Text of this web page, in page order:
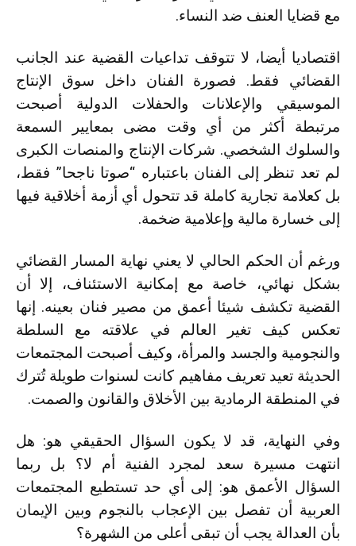
مع قضايا العنف ضد النساء.
اقتصاديا أيضا، لا تتوقف تداعيات القضية عند الجانب
القضائي فقط. فصورة الفنان داخل سوق الإنتاج
الموسيقي والإعلانات والحفلات الدولية أصبحت
مرتبطة أكثر من أي وقت مضى بمعايير السمعة
والسلوك الشخصي. شركات الإنتاج والمنصات الكبرى
لم تعد تنظر إلى الفنان باعتباره “صوتا ناجحا” فقط،
بل كعلامة تجارية كاملة قد تتحول أي أزمة أخلاقية فيها
إلى خسارة مالية وإعلامية ضخمة.
ورغم أن الحكم الحالي لا يعني نهاية المسار القضائي
بشكل نهائي، خاصة مع إمكانية الاستئناف، إلا أن
القضية تكشف شيئا أعمق من مصير فنان بعينه. إنها
تعكس كيف تغير العالم في علاقته مع السلطة
والنجومية والجسد والمرأة، وكيف أصبحت المجتمعات
الحديثة تعيد تعريف مفاهيم كانت لسنوات طويلة تُترك
في المنطقة الرمادية بين الأخلاق والقانون والصمت.
وفي النهاية، قد لا يكون السؤال الحقيقي هو: هل
انتهت مسيرة سعد لمجرد الفنية أم لا؟ بل ربما
السؤال الأعمق هو: إلى أي حد تستطيع المجتمعات
العربية أن تفصل بين الإعجاب بالنجوم وبين الإيمان
بأن العدالة يجب أن تبقى أعلى من الشهرة؟